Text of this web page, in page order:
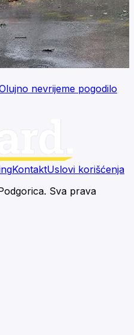
nevrijeme pogodilo
KontaktUslovi korišćenja
Sva prava